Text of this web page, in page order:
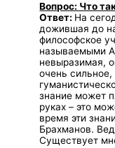
Вопрос: Что
Ответ: На
дожившая до
философское
называемыми
невыразимая,
очень
знание может
руках – это
время эти
Брахманов.
Существует